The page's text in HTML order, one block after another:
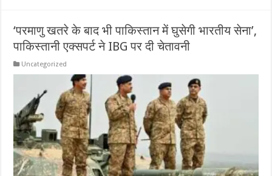
‘परमाणु खतरे के बाद भी पाकिस्‍तान में घुसेगी भारतीय सेना’,
पाकिस्तानी एक्सपर्ट ने IBG पर दी चेतावनी
Uncategorized